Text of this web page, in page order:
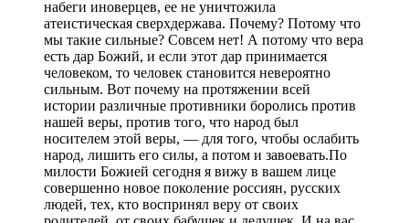
набеги иноверцев, ее не уничтожила
атеистическая сверхдержава. Почему? Потому что
мы такие сильные? Совсем нет! А потому что вера
есть дар Божий, и если этот дар принимается
человеком, то человек становится невероятно
сильным. Вот почему на протяжении всей
истории различные противники боролись против
нашей веры, против того, что народ был
носителем этой веры, — для того, чтобы ослабить
народ, лишить его силы, а потом и завоевать.По
милости Божией сегодня я вижу в вашем лице
совершенно новое поколение россиян, русских
людей, тех, кто воспринял веру от своих